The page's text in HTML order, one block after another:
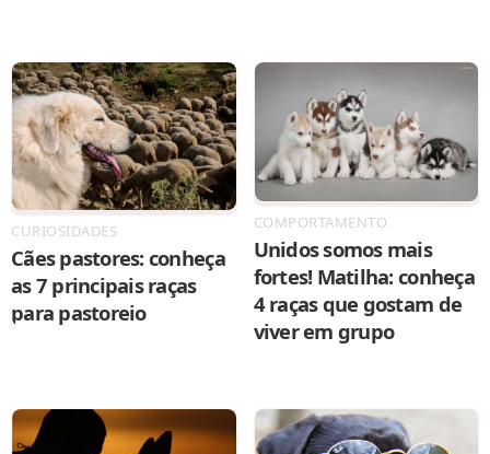
CURIOSIDADES
Cães pastores: conheça
as 7 principais raças
para pastoreio
COMPORTAMENTO
Unidos somos mais
fortes! Matilha: conheça
4 raças que gostam de
viver em grupo